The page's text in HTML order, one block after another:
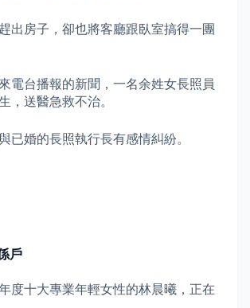
出房子，卻也將客廳跟臥室搞得一團
電台播報的新聞，一名余姓女長照員
，送醫急救不治。
已婚的長照執行長有感情糾紛。
戶
度十大專業年輕女性的林晨曦，正在